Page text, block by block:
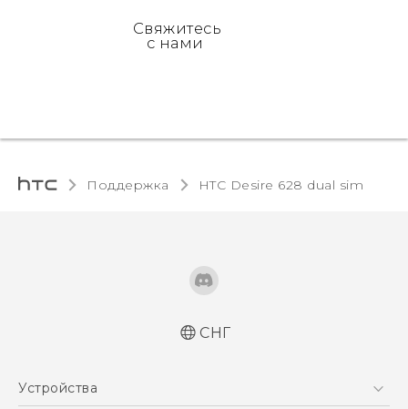
Свяжитесь
с нами
Поддержка HTC Desire 628 dual sim‎
Русский - Руководство пользователя
СНГ
Устройства